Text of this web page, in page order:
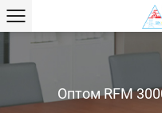
Оптом RFM